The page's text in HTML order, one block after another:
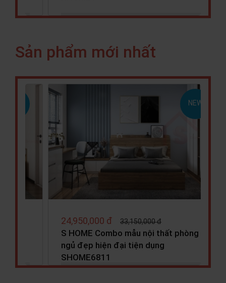
Sản phẩm mới nhất
NEW
27,990,000 đ 31,050,000 đ
S HOME Combo mẫu nội thất phòng
ngủ cho bé đẹp hiện đại tiện…